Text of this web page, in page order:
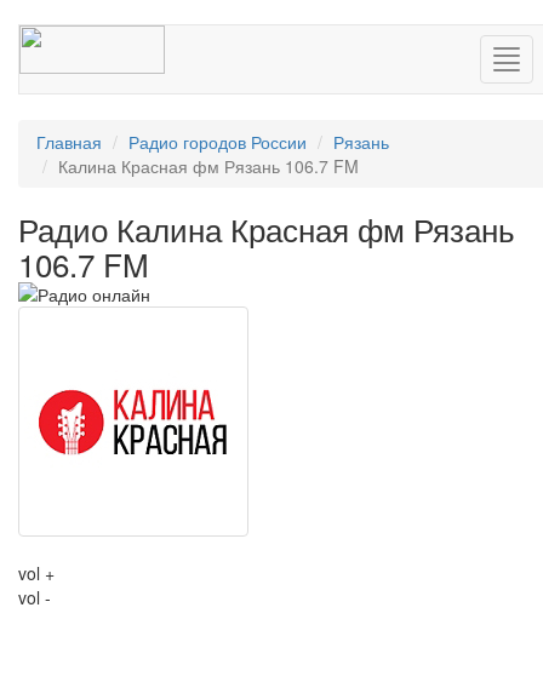
Главная Радио городов России
Рязань
Калина Красная фм Рязань 106.7 FM
Радио Калина Красная фм Рязань
106.7 FM
vol +
vol -